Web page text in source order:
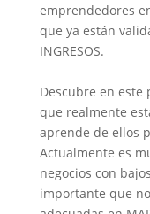
emprendedores
que ya están
INGRESOS.
Descubre en este
que realmente
aprende de ellos
Actualmente es
negocios con
importante que